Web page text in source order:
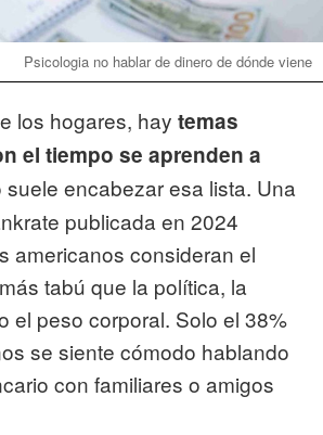
Psicologia no hablar de dinero de dónde viene
los hogares, hay temas
el tiempo se aprenden a
suele encabezar esa lista. Una
publicada en 2024
americanos consideran el
tabú que la política, la
el peso corporal. Solo el 38%
se siente cómodo hablando
con familiares o amigos